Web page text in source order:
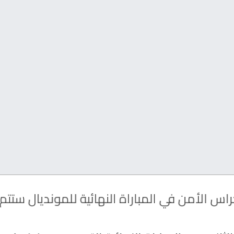
الأسبوع الماضي، أن حراس الأمن في المباراة